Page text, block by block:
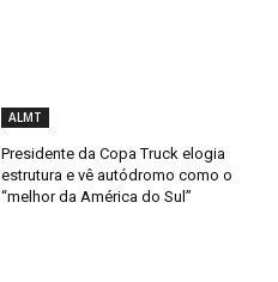
ALMT
Presidente da Copa Truck elogia
estrutura e vê autódromo como o
“melhor da América do Sul”